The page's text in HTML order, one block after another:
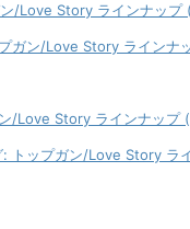
ン/Love Story ラインナッ
ガン/Love Story ラインナ
/Love Story ラインナッ
: トップガン/Love Story ラ